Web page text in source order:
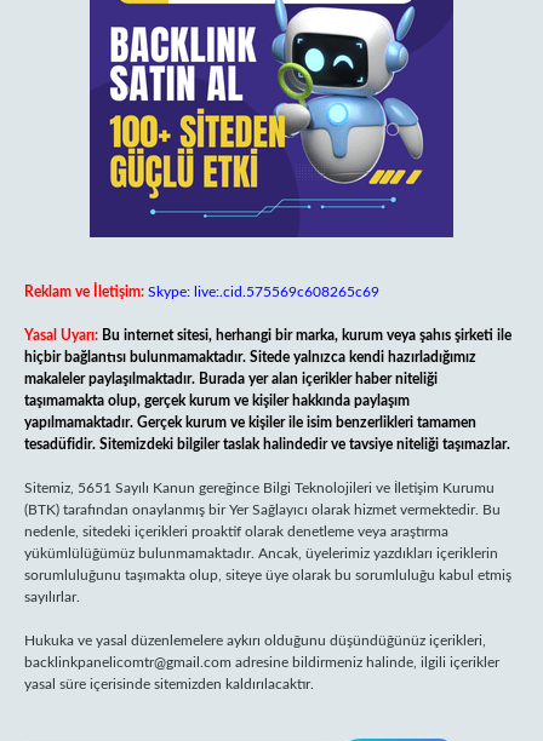
Reklam ve İletişim: Skype: live:.cid.575569c608265c69
Yasal Uyarı: Bu internet sitesi, herhangi bir marka, kurum veya şahıs şirketi ile
hiçbir bağlantısı bulunmamaktadır. Sitede yalnızca kendi hazırladığımız
makaleler paylaşılmaktadır. Burada yer alan içerikler haber niteliği
taşımamakta olup, gerçek kurum ve kişiler hakkında paylaşım
yapılmamaktadır. Gerçek kurum ve kişiler ile isim benzerlikleri tamamen
tesadüfidir. Sitemizdeki bilgiler taslak halindedir ve tavsiye niteliği taşımazlar.
Sitemiz, 5651 Sayılı Kanun gereğince Bilgi Teknolojileri ve İletişim Kurumu
(BTK) tarafından onaylanmış bir Yer Sağlayıcı olarak hizmet vermektedir. Bu
nedenle, sitedeki içerikleri proaktif olarak denetleme veya araştırma
yükümlülüğümüz bulunmamaktadır. Ancak, üyelerimiz yazdıkları içeriklerin
sorumluluğunu taşımakta olup, siteye üye olarak bu sorumluluğu kabul etmiş
sayılırlar.
Hukuka ve yasal düzenlemelere aykırı olduğunu düşündüğünüz içerikleri,
backlinkpanelicomtr@gmail.com adresine bildirmeniz halinde, ilgili içerikler
yasal süre içerisinde sitemizden kaldırılacaktır.